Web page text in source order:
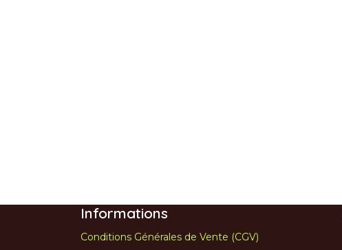
Informations
Conditions Générales de Vente (CGV)